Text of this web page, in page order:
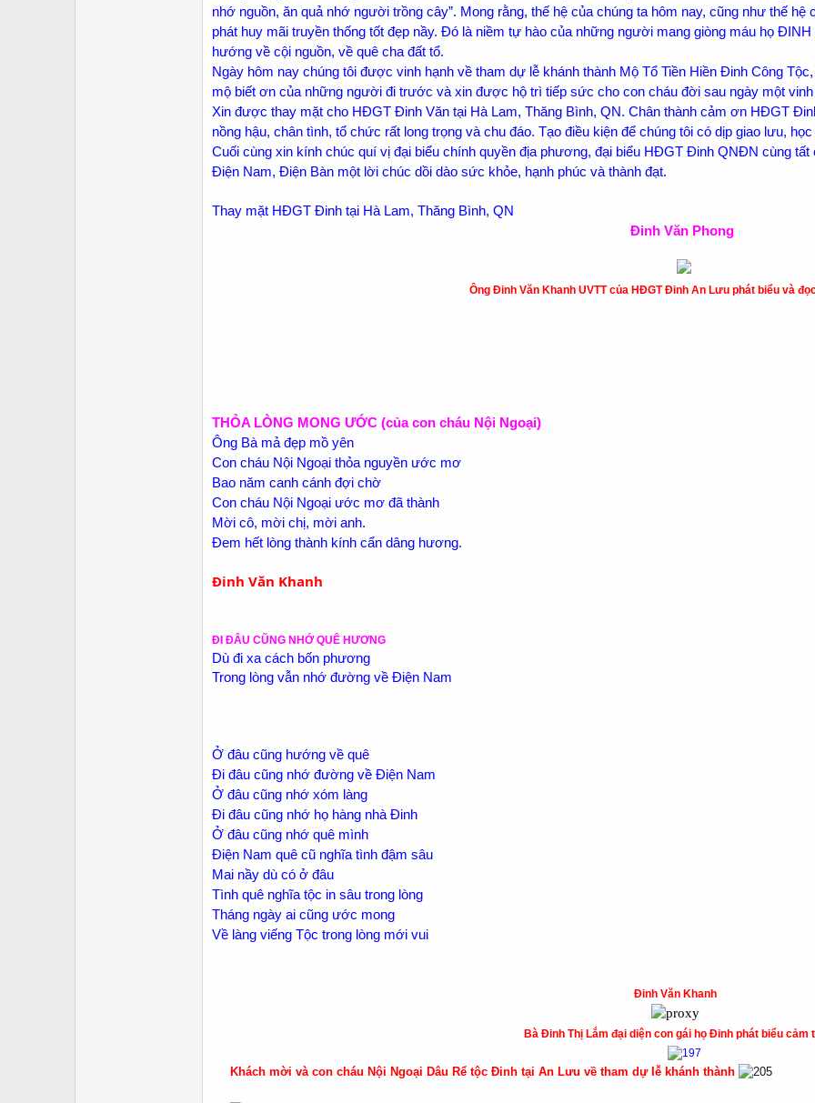
nhớ nguồn, ăn quả nhớ người trồng cây”. Mong rằng, thế hệ của chúng ta hôm nay, cũng như thế
phát huy mãi truyền thống tốt đẹp nầy. Đó là niềm tự hào của những người mang giòng máu họ
hướng về cội nguồn, về quê cha đất tổ.
Ngày hôm nay chúng tôi được vinh hạnh về tham dự lễ khánh thành Mộ Tổ Tiền Hiền Đinh Công
mộ biết ơn của những người đi trước và xin được hộ trì tiếp sức cho con cháu đời sau ngày một vinh
Xin được thay mặt cho HĐGT Đinh Văn tại Hà Lam, Thăng Bình, QN. Chân thành cảm ơn HĐGT
nồng hậu, chân tình, tổ chức rất long trọng và chu đáo. Tạo điều kiện để chúng tôi có dịp giao lưu,
Cuối cùng xin kính chúc quí vị đại biểu chính quyền địa phương, đại biểu HĐGT Đinh QNĐN cùng
Điện Nam, Điện Bàn một lời chúc dồi dào sức khỏe, hạnh phúc và thành đạt.
Thay mặt HĐGT Đinh tại Hà Lam, Thăng Bình, QN
Đinh Văn Phong
Ông Đinh Văn Khanh UVTT của HĐGT Đinh An Lưu phát biểu và
THỎA LÒNG MONG ƯỚC (của con cháu Nội Ngoại)
Ông Bà mả đẹp mồ yên
Con cháu Nội Ngoại thỏa nguyền ước mơ
Bao năm canh cánh đợi chờ
Con cháu Nội Ngoại ước mơ đã thành
Mời cô, mời chị, mời anh.
Đem hết lòng thành kính cẩn dâng hương.
Đinh Văn Khanh
ĐI ĐÂU CŨNG NHỚ QUÊ HƯƠNG
Dù đi xa cách bốn phương
Trong lòng vẫn nhớ đường về Điện Nam
Ở đâu cũng hướng về quê
Đi đâu cũng nhớ đường về Điện Nam
Ở đâu cũng nhớ xóm làng
Đi đâu cũng nhớ họ hàng nhà Đinh
Ở đâu cũng nhớ quê mình
Điện Nam quê cũ nghĩa tình đậm sâu
Mai nầy dù có ở đâu
Tình quê nghĩa tộc in sâu trong lòng
Tháng ngày ai cũng ước mong
Về làng viếng Tộc trong lòng mới vui
Đinh Văn Khanh
Bà Đinh Thị Lắm đại diện con gái họ Đinh phát biểu cảm
Khách mời và con cháu Nội Ngoại Dâu Rể tộc Đinh tại An Lưu về tham dự lễ khánh thành